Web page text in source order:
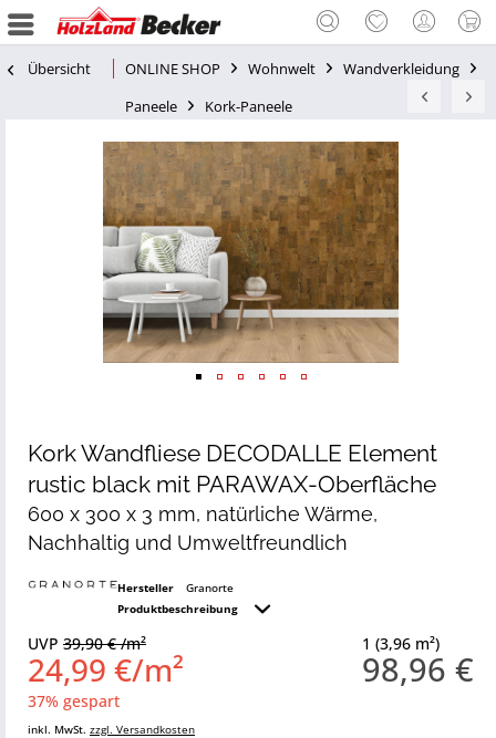
Übersicht ONLINE SHOP Wohnwelt
Wandverkleidung
Paneele
Kork-Paneele
Kork Wandfliese DECODALLE Element
rustic black mit PARAWAX-Oberfläche
600 x 300 x 3 mm, natürliche Wärme,
Nachhaltig und Umweltfreundlich
Hersteller
Granorte
Produktbeschreibung
1 (3,96 m²)
98,96 €
UVP 39,90 € /m²
24,99 €/m²
37% gespart
inkl. MwSt. zzgl. Versandkosten